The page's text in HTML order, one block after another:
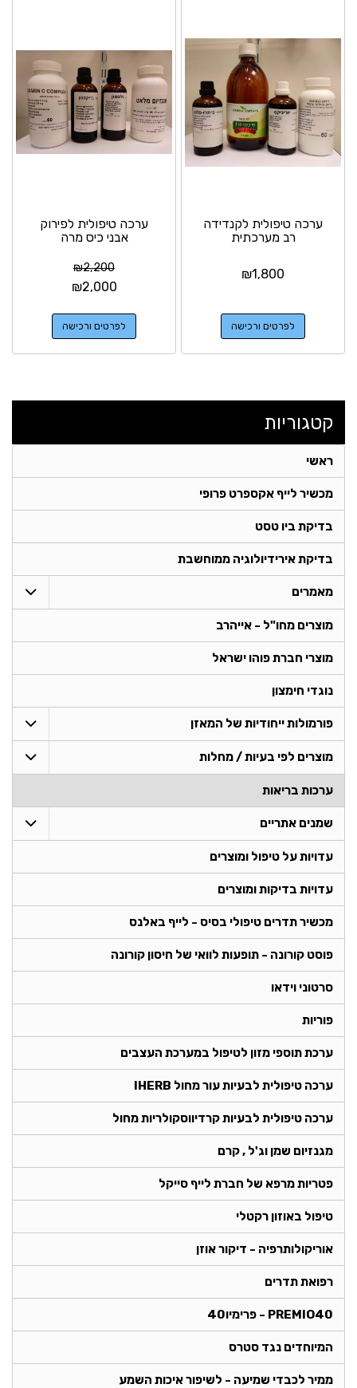
ערכה טיפולית לקנדידה
רב מערכתית
₪1,800
לפרטים ורכישה
ערכה טיפולית לפירוק
אבני כיס מרה
₪2,200
₪2,000
לפרטים ורכישה
קטגוריות
ראשי
מכשיר לייף אקספרט פרופי
בדיקת ביו טסט
בדיקת אירידיולוגיה ממוחשבת
מאמרים
מוצרים מחו"ל - אייהרב
מוצרי חברת פוהו ישראל
נוגדי חימצון
פורמולות ייחודיות של המאזן
מוצרים לפי בעיות / מחלות
ערכות בריאות
שמנים אתריים
עדויות על טיפול ומוצרים
עדויות בדיקות ומוצרים
מכשיר תדרים טיפולי בסיס - לייף באלנס
פוסט קורונה - תופעות לוואי של חיסון קורונה
סרטוני וידאו
פוריות
ערכת תוספי מזון לטיפול במערכת העצבים
ערכה טיפולית לבעיות עור מחול IHERB
ערכה טיפולית לבעיות קרדיווסקולריות מחול
מגנזיום שמן וג'ל , קרם
פטריות מרפא של חברת לייף סייקל
טיפול באוזון רקטלי
אוריקולותרפיה - דיקור אוזן
רפואת תדרים
PREMIO40 - פרימיו40
המיוחדים נגד סטרס
ממיר לכבדי שמיעה - לשיפור איכות השמע